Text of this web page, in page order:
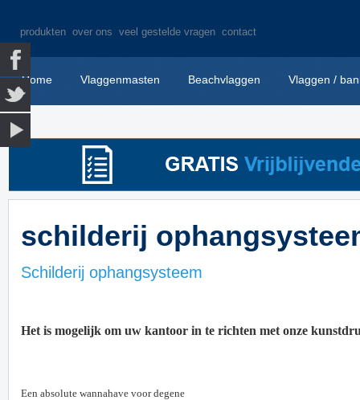
produkten over ons veel gestelde vragen contact
Home Vlaggenmasten Beachvlaggen Vlaggen /
schilderij
Schilderij ophangsysteem
Het is mogelijk om uw kantoor in te richten met onze
Een absolute wannahave voor degene